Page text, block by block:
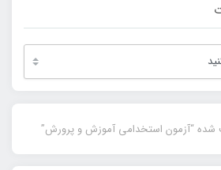
“آزمون استخدامی آموزش و پرورش”